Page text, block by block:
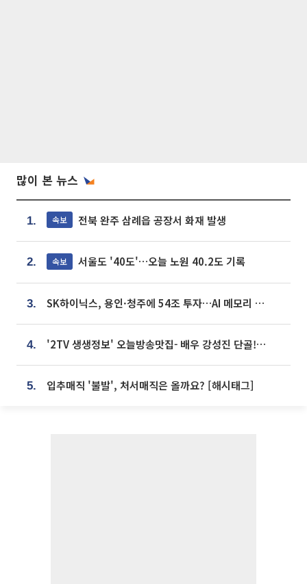
많이 본 뉴스
1. 속보 전북 완주 삼례읍 공장서 화재 발생
2. 속보 서울도 '40도'…오늘 노원 40.2도 기록
3. SK하이닉스, 용인·청주에 54조 투자…AI 메모리 생산기지 키운다
4. '2TV 생생정보' 오늘방송맛집- 배우 강성진 단골! 쌀국수ㆍ푸팟퐁 커리 맛집 '블○○○'
5. 입추매직 '불발', 처서매직은 올까요? [해시태그]